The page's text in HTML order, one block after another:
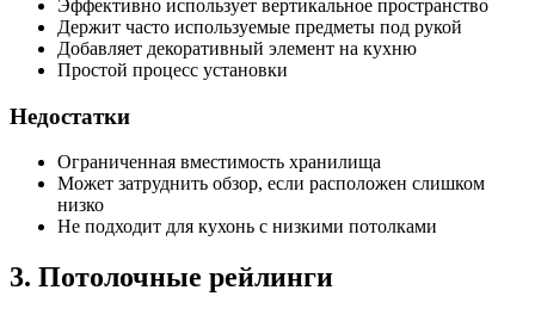
Эффективно использует вертикальное пространство
Держит часто используемые предметы под рукой
Добавляет декоративный элемент на кухню
Простой процесс установки
Недостатки
Ограниченная вместимость хранилища
Может затруднить обзор, если расположен слишком
низко
Не подходит для кухонь с низкими потолками
3. Потолочные рейлинги